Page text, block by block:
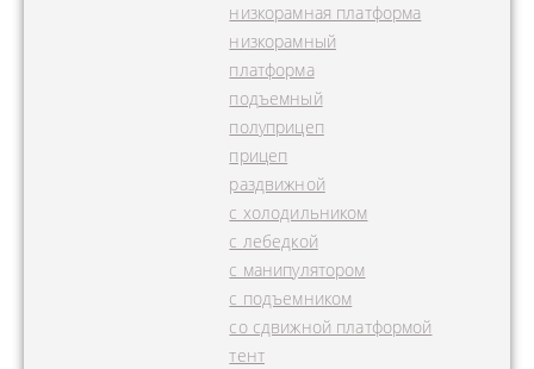
низкорамная платформа
низкорамный
платформа
подъемный
полуприцеп
прицеп
раздвижной
с холодильником
с лебедкой
с манипулятором
с подъемником
со сдвижной платформой
тент